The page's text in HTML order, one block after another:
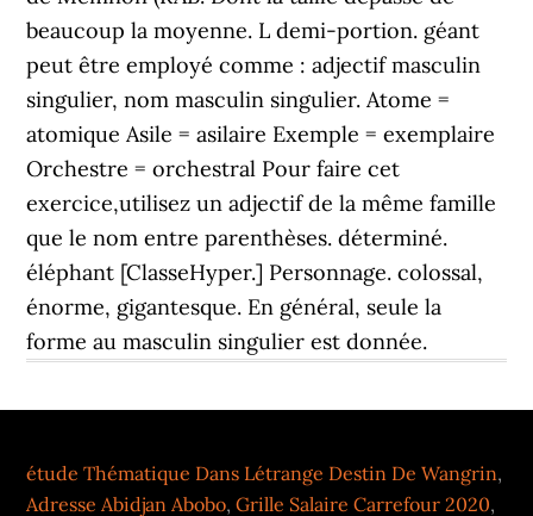
étude Thématique Dans Létrange Destin De Wangrin,
Adresse Abidjan Abobo,Grille Salaire Carrefour 2020,